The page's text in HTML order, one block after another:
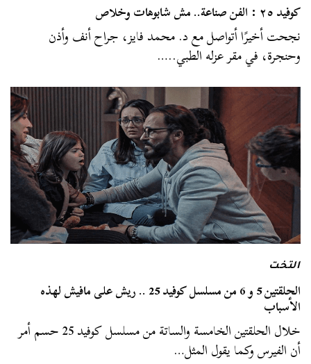
كوفيد ٢٥ : الفن صناعة.. مش شابوهات وخلاص
نجحت أخيرًا أتواصل مع د. محمد فايز، جراح أنف وأذن
وحنجرة، في مقر عزله الطبي..…
التخت
الحلقتين 5 و 6 من مسلسل كوفيد 25 .. ريش على مافيش لهذه
الأسباب
خلال الحلقتين الخامسة والساتة من مسلسل كوفيد 25 حسم أمر
أن الفيرس وكما يقول المثل…